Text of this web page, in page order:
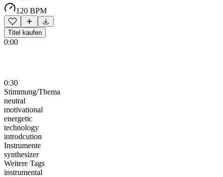
120 BPM
Titel kaufen
0:00
0:30
Stimmung/Thema
neutral
motivational
energetic
technology
introdcution
Instrumente
synthesizer
Weitere Tags
instrumental